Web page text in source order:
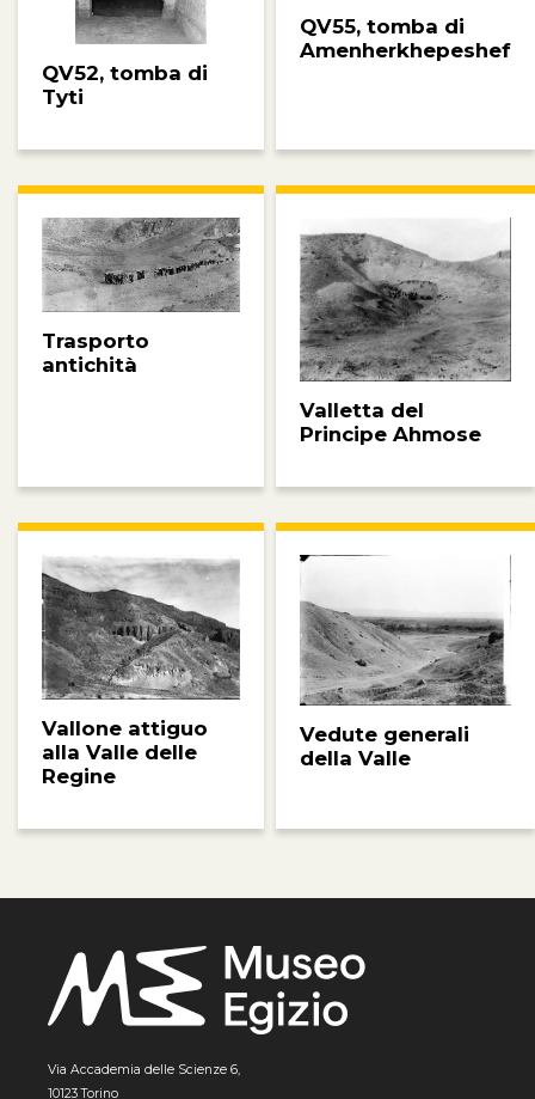
QV52, tomba di
Tyti
QV55, tomba di
Amenherkhepeshef
Trasporto
antichità
Valletta del
Principe Ahmose
Vallone attiguo
alla Valle delle
Regine
Vedute generali
della Valle
Via Accademia delle Scienze 6,
10123 Torino